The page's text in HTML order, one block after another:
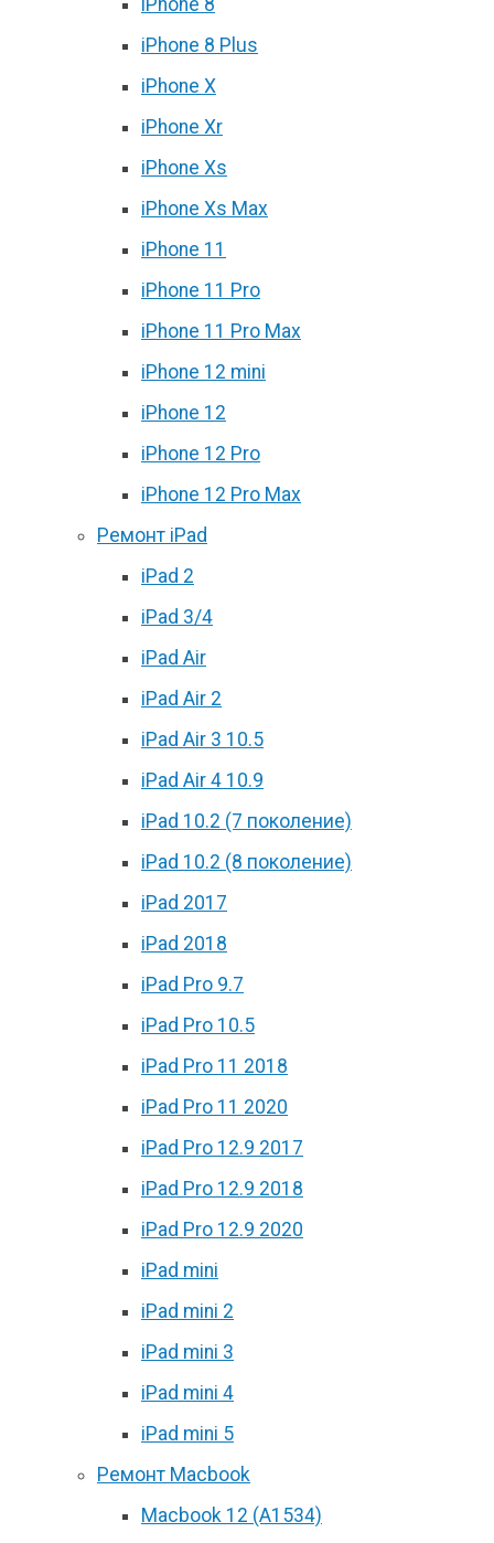
iPhone 8 Plus
iPhone X
iPhone Xr
iPhone Xs
iPhone Xs Max
iPhone 11
iPhone 11 Pro
iPhone 11 Pro Max
iPhone 12 mini
iPhone 12
iPhone 12 Pro
iPhone 12 Pro Max
Ремонт iPad
iPad 2
iPad 3/4
iPad Air
iPad Air 2
iPad Air 3 10.5
iPad Air 4 10.9
iPad 10.2 (7 поколение)
iPad 10.2 (8 поколение)
iPad 2017
iPad 2018
iPad Pro 9.7
iPad Pro 10.5
iPad Pro 11 2018
iPad Pro 11 2020
iPad Pro 12.9 2017
iPad Pro 12.9 2018
iPad Pro 12.9 2020
iPad mini
iPad mini 2
iPad mini 3
iPad mini 4
iPad mini 5
Ремонт Macbook
Macbook 12 (А1534)